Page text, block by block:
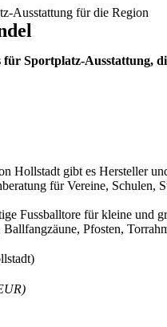
Ausstattung für die Region
Sportplatz-Ausstattung,
Hollstadt gibt es Hersteller
für Vereine, Schulen,
Fussballtore für kleine
Pfosten,